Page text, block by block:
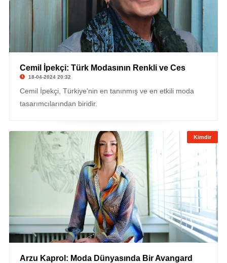
Cemil İpekçi: Türk Modasının Renkli ve Ces
18-04-2024 20:32
Cemil İpekçi, Türkiye'nin en tanınmış ve en etkili moda
tasarımcılarından biridir.
Kimdir
Arzu Kaprol: Moda Dünyasında Bir Avangard